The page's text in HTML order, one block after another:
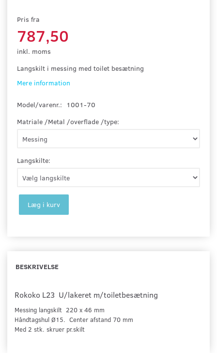
Pris fra
787,50
inkl. moms
Langskilt i messing med toilet besætning
Mere information
Model/varenr.:
1001-70
Matriale /Metal /overflade /type:
Langskilte:
Læg i kurv
BESKRIVELSE
Rokoko L23 U/lakeret m/toiletbesætning
Messing langskilt 220 x 46 mm
Håndtagshul Ø15. Center afstand 70 mm
Med 2 stk. skruer pr.skilt